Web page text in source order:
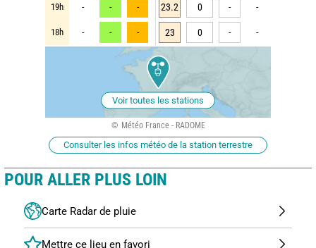
19h - - - 23.2 0 - -
18h - - - 23 0 - -
Voir toutes les stations
Météo France - RADOME
Consulter les infos météo de la station terrestre
POUR ALLER PLUS LOIN
Carte Radar de pluie